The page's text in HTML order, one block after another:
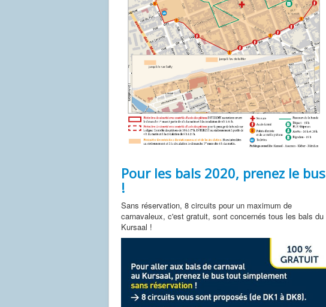
Pour les bals 2020, prenez le bus
!
Sans réservation, 8 circuits pour un maximum de
carnavaleux, c'est gratuit, sont concernés tous les bals du
Kursaal !